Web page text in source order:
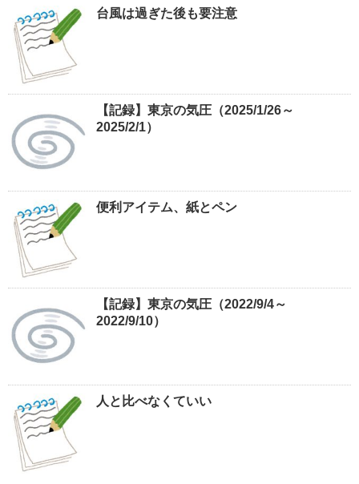
台風は過ぎた後も要注意
【記録】東京の気圧（2025/1/26～
2025/2/1）
便利アイテム、紙とペン
【記録】東京の気圧（2022/9/4～
2022/9/10）
人と比べなくていい